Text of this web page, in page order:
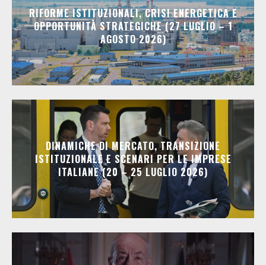
RIFORME ISTITUZIONALI, CRISI ENERGETICA E
OPPORTUNITÀ STRATEGICHE (27 LUGLIO – 1
AGOSTO 2026)
DINAMICHE DI MERCATO, TRANSIZIONE
ISTITUZIONALE E SCENARI PER LE IMPRESE
ITALIANE (20 – 25 LUGLIO 2026)